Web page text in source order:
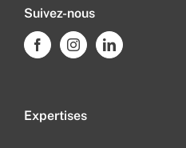
Suivez-nous
Expertises